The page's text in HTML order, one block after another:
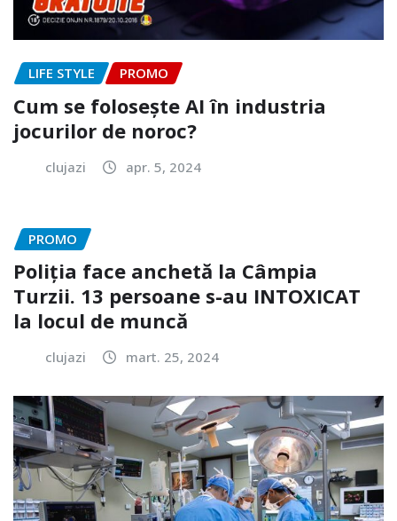
LIFE STYLE PROMO
Cum se folosește AI în industria
jocurilor de noroc?
clujazi apr. 5, 2024
PROMO
Poliția face anchetă la Câmpia
Turzii. 13 persoane s-au INTOXICAT
la locul de muncă
clujazi mart. 25, 2024